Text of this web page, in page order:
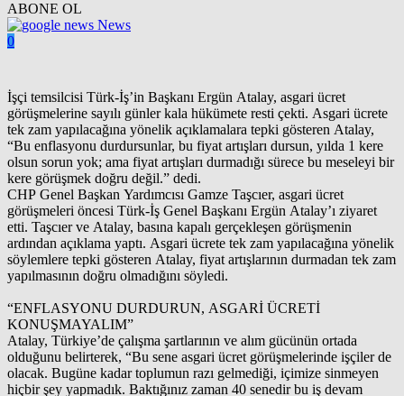
ABONE OL
News
0
İşçi temsilcisi Türk-İş’in Başkanı Ergün Atalay, asgari ücret
görüşmelerine sayılı günler kala hükümete resti çekti. Asgari ücrete
tek zam yapılacağına yönelik açıklamalara tepki gösteren Atalay,
“Bu enflasyonu durdursunlar, bu fiyat artışları dursun, yılda 1 kere
olsun sorun yok; ama fiyat artışları durmadığı sürece bu meseleyi bir
kere görüşmek doğru değil.” dedi.
CHP Genel Başkan Yardımcısı Gamze Taşcıer, asgari ücret
görüşmeleri öncesi Türk-İş Genel Başkanı Ergün Atalay’ı ziyaret
etti. Taşcıer ve Atalay, basına kapalı gerçekleşen görüşmenin
ardından açıklama yaptı. Asgari ücrete tek zam yapılacağına yönelik
söylemlere tepki gösteren Atalay, fiyat artışlarının durmadan tek zam
yapılmasının doğru olmadığını söyledi.
“ENFLASYONU DURDURUN, ASGARİ ÜCRETİ
KONUŞMAYALIM”
Atalay, Türkiye’de çalışma şartlarının ve alım gücünün ortada
olduğunu belirterek, “Bu sene asgari ücret görüşmelerinde işçiler de
olacak. Bugüne kadar toplumun razı gelmediği, içimize sinmeyen
hiçbir şey yapmadık. Baktığınız zaman 40 senedir bu iş devam